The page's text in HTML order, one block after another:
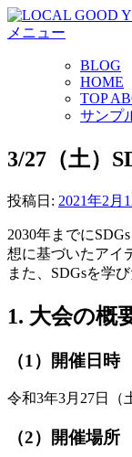
コ
ン
キ
ッ
メニュー
BLOG
HOME
TOP
サンプ
3/27（土）
投稿日: 2021年2月
2030年までに
想に基づいたアイ
また、SDGsを学
1. 大会の概
（1）開催日時
令和3年3月27日（
（2）開催場所